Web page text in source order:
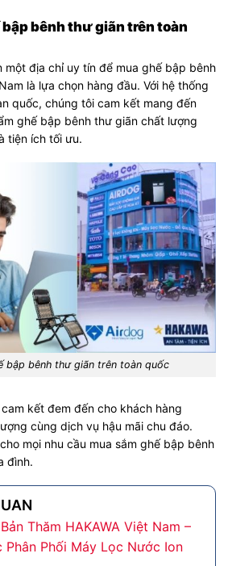
bênh thư giãn trên toàn
một địa chỉ uy tín để mua ghế bập bênh
là lựa chọn hàng đầu. Với hệ thống
quốc, chúng tôi cam kết mang đến
ghế bập bênh thư giãn chất lượng
tiện ích tối ưu.
bập bênh thư giãn trên toàn quốc
kết đem đến cho khách hàng
cùng dịch vụ hậu mãi chu đáo.
mọi nhu cầu mua sắm ghế bập bênh
đình.
Thăm HAKAWA Việt Nam –
Phối Máy Lọc Nước Ion